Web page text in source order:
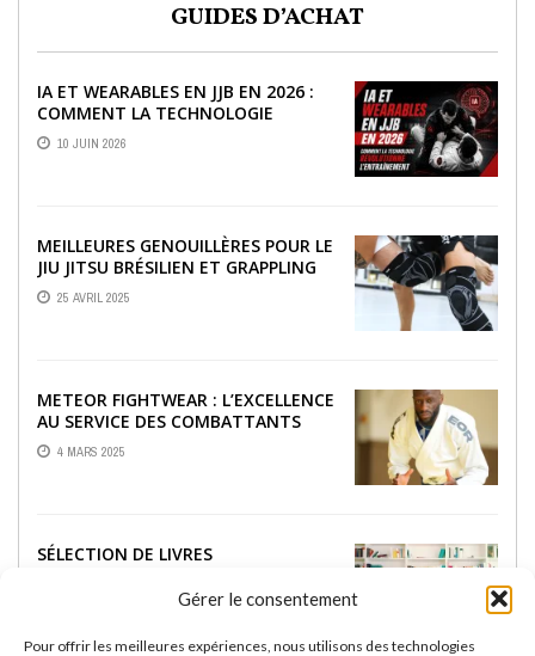
Gérer le consentement
Pour offrir les meilleures expériences, nous utilisons des technologies
GUIDES D’ACHAT
IA ET WEARABLES EN JJB EN 2026 :
COMMENT LA TECHNOLOGIE
RÉVOLUTIONNE L’ENTRAÎNEMENT
10 JUIN 2026
MEILLEURES GENOUILLÈRES POUR LE
JIU JITSU BRÉSILIEN ET GRAPPLING
25 AVRIL 2025
METEOR FIGHTWEAR : L’EXCELLENCE
AU SERVICE DES COMBATTANTS
4 MARS 2025
SÉLECTION DE LIVRES